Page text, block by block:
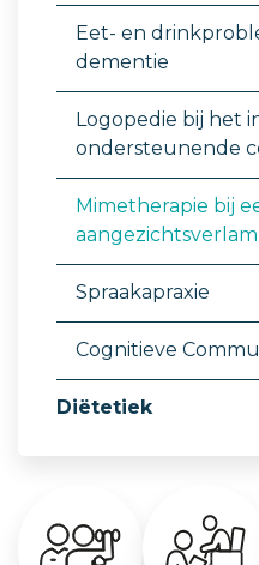
Eet- en
dementie
Logopedie bij het
ondersteunende
Mimetherapie bij
Spraakapraxie
Cognitieve
Diëtetiek